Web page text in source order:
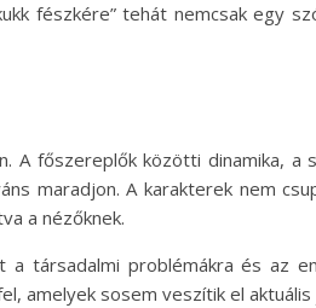
fészkére” tehát nemcsak egy
A főszereplők közötti dinamika, a
maradjon. A karakterek nem
a nézőknek.
társadalmi problémákra és az
amelyek sosem veszítik el